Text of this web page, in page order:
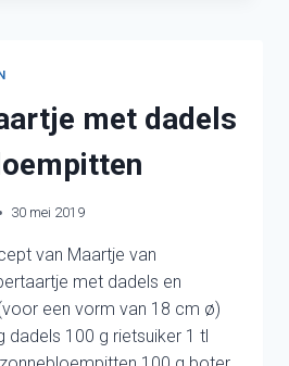
met dadels
30 mei 2019
van Maartje van
met dadels en
een vorm van 18 cm ø)
dadels 100 g rietsuiker 1 tl